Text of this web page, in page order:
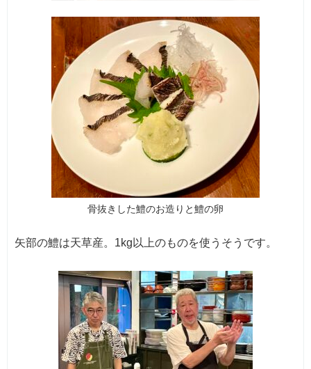
骨抜きした鱧のお造りと鱧の卵
矢部の鱧は天草産。1kg以上のものを使うそうです。